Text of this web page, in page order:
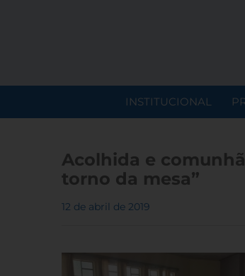
INSTITUCIONAL
Acolhida e
torno da mesa”
12 de abril de 2019